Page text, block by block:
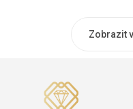
Zobrazit